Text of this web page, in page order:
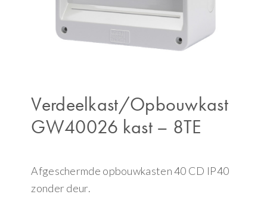
Verdeelkast/Opbouwkast
GW40026 kast – 8TE
Afgeschermde opbouwkasten 40 CD IP40
zonder deur.